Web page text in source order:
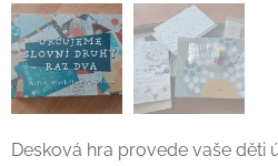
Desková hra provede vaše děti